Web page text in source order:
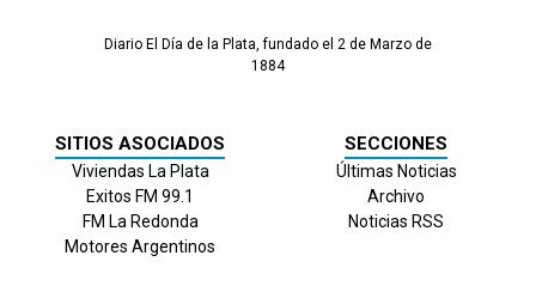
Diario El Día de la Plata, fundado el 2 de Marzo de
1884
SITIOS ASOCIADOS
Viviendas La Plata
Exitos FM 99.1
FM La Redonda
Motores Argentinos
SECCIONES
Últimas Noticias
Archivo
Noticias RSS